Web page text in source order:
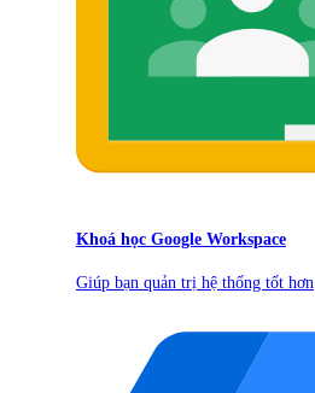
Khoá học Google Workspace
Giúp bạn quản trị hệ thống tốt hơn